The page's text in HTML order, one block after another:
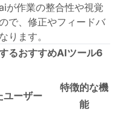
が作業の整合性や視覚
で、修正やフィードバ
ります。
るおすすめAIツール6
ユーザー
特徴的な機
能